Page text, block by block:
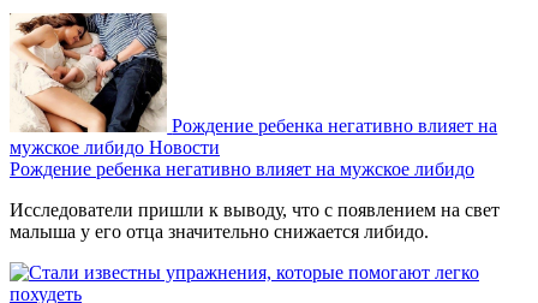
Рождение ребенка негативно влияет на
мужское либидо Новости
Рождение ребенка негативно влияет на мужское либидо
Исследователи пришли к выводу, что с появлением на свет
малыша у его отца значительно снижается либидо.